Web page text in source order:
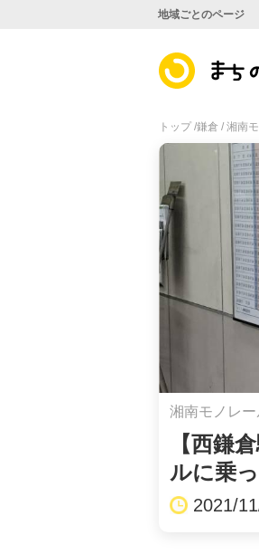
トップ /鎌倉 / 湘南
湘南モノレー
【西鎌
ルに乗
2021/
地域ごとのページ